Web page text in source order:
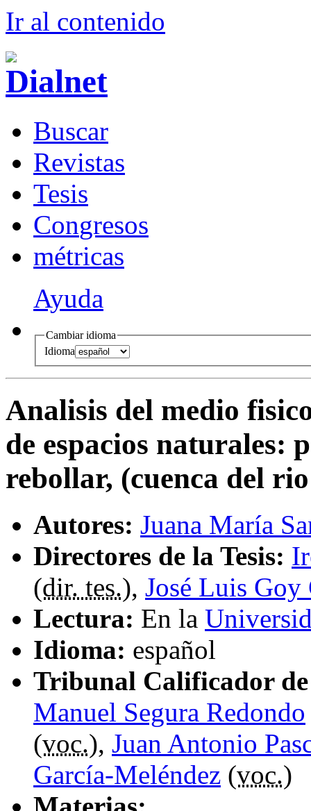
Ir al contenido
Buscar
Revistas
Tesis
Congresos
métricas
Ayuda
Cambiar idioma
Idioma
Analisis del medio
de espacios naturales:
rebollar, (cuenca del
Autores: Juana María
Directores de la Tesis:
(dir. tes.), José Luis Goy
Lectura: En la
Idioma: español
Tribunal Calificador de
Manuel Segura Redondo
(voc.), Juan Antonio
García-Meléndez (voc.)